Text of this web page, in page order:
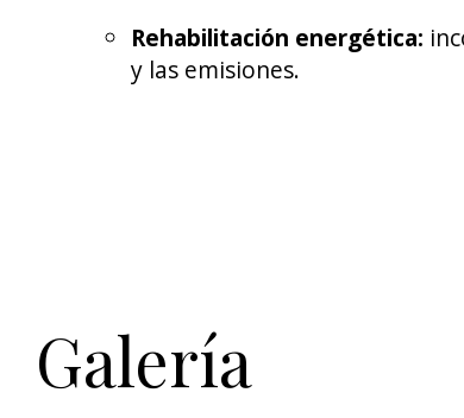
Rehabilitación energética:
y las emisiones.
Galería